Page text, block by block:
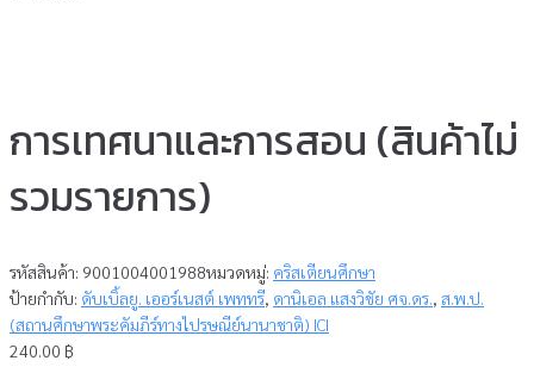
การเทศนาและการสอน (สินค้าไม่
รวมรายการ)
รหัสสินค้า: 9001004001988หมวดหมู่: คริสเตียนศึกษา
ป้ายกำกับ: ดับเบิ้ลยู. เออร์เนสต์ เพททรี, ดานิเอล แสงวิชัย ศจ.ดร., ส.พ.ป.
(สถานศึกษาพระคัมภีร์ทางไปรษณีย์นานาชาติ) ICI
240.00 ฿